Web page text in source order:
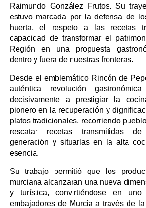
Raimundo González Frutos. Su
estuvo marcada por la defensa de
huerta, el respeto a las recetas
capacidad de transformar el
Región en una propuesta
dentro y fuera de nuestras fronteras.
Desde el emblemático Rincón de
auténtica revolución
decisivamente a prestigiar la
pionero en la recuperación y
platos tradicionales, recorriendo
rescatar recetas transmitidas
generación y situarlas en la alta
esencia.
Su trabajo permitió que los
murciana alcanzaran una nueva
y turística, convirtiéndose en
embajadores de Murcia a través de